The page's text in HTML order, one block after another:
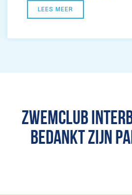
LEES MEER
ZWEMCLUB
BEDANKT ZIJN